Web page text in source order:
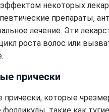
некоторых
препараты,
лечение. Эти
роста волос или
прически
прически, которые